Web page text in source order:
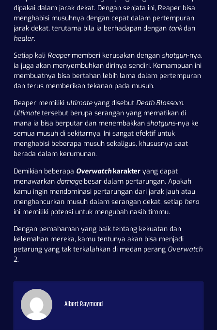
dipakai dalam jarak dekat. Dengan senjata ini, Reaper bisa
menghabisi musuhnya dengan cepat dalam pertempuran
jarak dekat, terutama bila ia berhadapan dengan tankdan
healer.
Setiap kali Reapermemberi kerusakan dengan shotgun-nya,
ia juga akan menyembuhkan dirinya sendiri. Kemampuan ini
membuatnya bisa bertahan lebih lama dalam pertempuran
dan terus memberikan tekanan pada musuh.
Reaper memiliki ultimateyang disebut Death Blossom.
Ultimatetersebut berupa serangan yang mematikan di
mana ia bisa berputar dan menembakkan shotguns-nya ke
semua musuh di sekitarnya. Ini sangat efektif untuk
menghabisi beberapa musuh sekaligus, khususnya saat
berada dalam kerumunan.
Demikian beberapa Overwatchkarakter yang dapat
menawarkan damage besar dalam pertarungan. Apakah
kamu ingin mendominasi pertarungan dari jarak jauh atau
menghancurkan musuh dalam serangan dekat, setiap hero
ini memiliki potensi untuk mengubah nasib timmu.
Dengan pemahaman yang baik tentang kekuatan dan
kelemahan mereka, kamu tentunya akan bisa menjadi
petarung yang tak terkalahkan di medan perang Overwatch
2.
Albert Raymond